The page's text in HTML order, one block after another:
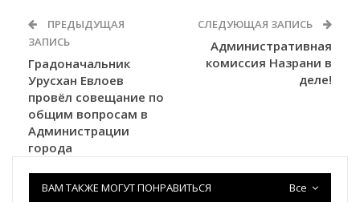
ПРЕДЫДУЩАЯ
ЗАПИСЬ
Градоначальник
Урусхан Евлоев
провёл совещание по
общим вопросам в
Администрации
города
СЛЕДУЮЩАЯ ЗАПИСЬ
Административная
комиссия Назрани в
деле!
Все
ВАМ ТАКЖЕ МОГУТ ПОНРАВИТЬСЯ